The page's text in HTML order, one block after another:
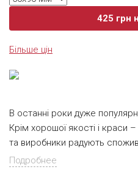
425 грн
Більше цін
В останні роки дуже
Крім хорошої якості і краси
та виробники радують
аксесуарами до неї. Всілякі
Подробнее